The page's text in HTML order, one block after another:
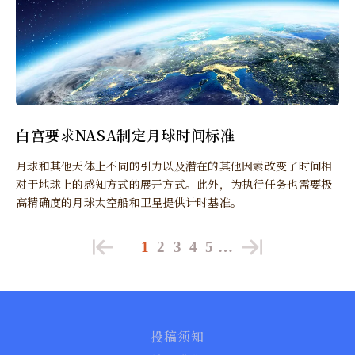
白宫要求NASA制定月球时间标准
月球和其他天体上不同的引力以及潜在的其他因素改变了时间相
对于地球上的感知方式的展开方式。此外，为执行任务也需要极
高精确度的月球太空船和卫星提供计时基准。
1 2 3 4 5 …
投稿须知